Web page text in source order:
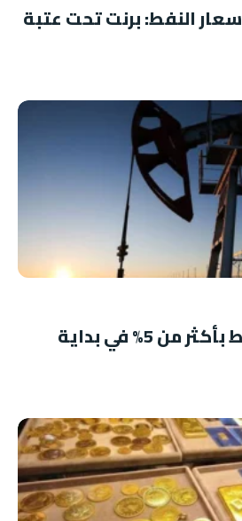
النفط: برنت تحت عتبة
تراجع أسعار النفط بأكثر من 5% في بداية